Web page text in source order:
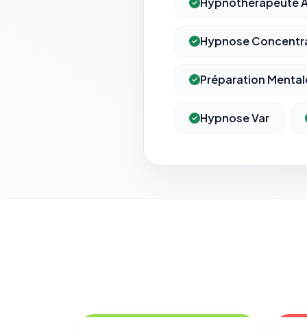
Hypnose
Préparation
Hypnose Var